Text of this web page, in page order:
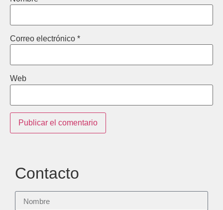
Correo electrónico *
Web
Contacto